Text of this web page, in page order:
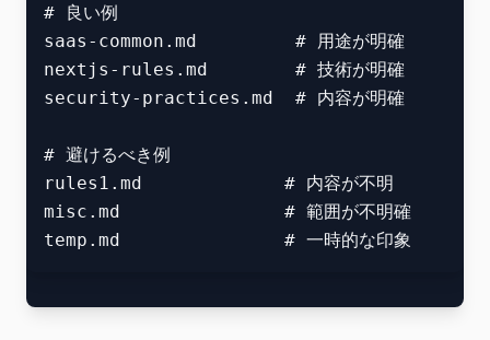
# 良い例
saas-common.md         # 用途が明確
nextjs-rules.md        # 技術が明確
security-practices.md  # 内容が明確
# 避けるべき例
rules1.md             # 内容が不明
misc.md               # 範囲が不明確